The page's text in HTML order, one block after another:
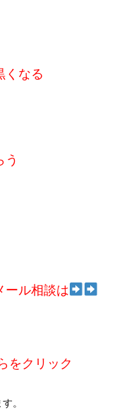
くなる
う
ール相談は
をクリック
。